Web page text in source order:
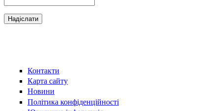
Контакти
Карта сайту
Новини
Політика конфіденційності